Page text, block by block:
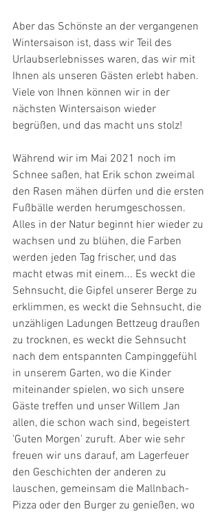
Aber das Schönste an der vergangenen
Wintersaison ist, dass wir Teil des
Urlaubserlebnisses waren, das wir mit
Ihnen als unseren Gästen erlebt haben.
Viele von Ihnen können wir in der
nächsten Wintersaison wieder
begrüßen, und das macht uns stolz!
Während wir im Mai 2021 noch im
Schnee saßen, hat Erik schon zweimal
den Rasen mähen dürfen und die ersten
Fußbälle werden herumgeschossen.
Alles in der Natur beginnt hier wieder zu
wachsen und zu blühen, die Farben
werden jeden Tag frischer, und das
macht etwas mit einem... Es weckt die
Sehnsucht, die Gipfel unserer Berge zu
erklimmen, es weckt die Sehnsucht, die
unzähligen Ladungen Bettzeug draußen
zu trocknen, es weckt die Sehnsucht
nach dem entspannten Campinggefühl
in unserem Garten, wo die Kinder
miteinander spielen, wo sich unsere
Gäste treffen und unser Willem Jan
allen, die schon wach sind, begeistert
'Guten Morgen' zuruft. Aber wie sehr
freuen wir uns darauf, am Lagerfeuer
den Geschichten der anderen zu
lauschen, gemeinsam die Mallnbach-
Pizza oder den Burger zu genießen, wo